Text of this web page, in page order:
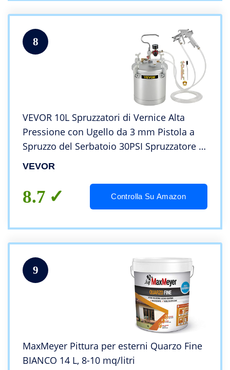
8
VEVOR 10L Spruzzatori di Vernice Alta
Pressione con Ugello da 3 mm Pistola a
Spruzzo del Serbatoio 30PSI Spruzzatore di
Vernice per Ugelli per Verniciatura di
VEVOR
8.7 Controlla Su Amazon
9
MaxMeyer Pittura per esterni Quarzo Fine
BIANCO 14 L, 8-10 mq/litri